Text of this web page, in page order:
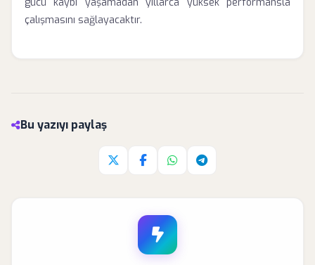
çalışmasını sağlayacaktır.
Bu yazıyı paylaş
Twitter'da paylaş
Facebook'da paylaş
Whatsapp'da paylaş
Telegram'da paylaş